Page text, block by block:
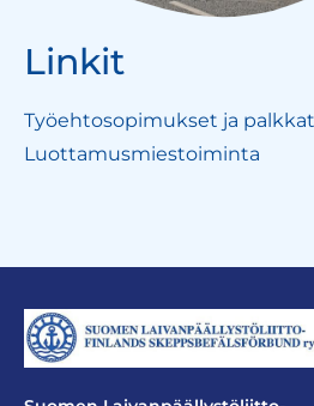
Linkit
Työehtosopimukset ja
Luottamusmiestoiminta